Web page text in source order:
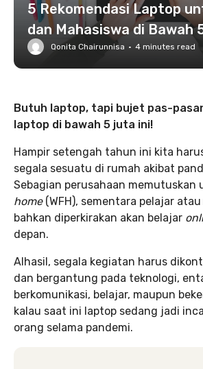
5 Rekomendasi Laptop
dan Mahasiswa di Bawah
Qonita Chairunnisa · 4 minutes read
Butuh laptop, tapi bujet pas-
laptop di bawah 5 juta ini!
Hampir setengah tahun ini kita
segala sesuatu di rumah akibat
Sebagian perusahaan memutuskan
home (WFH), sementara pelajar
bahkan diperkirakan akan belajar
depan.
Alhasil, segala kegiatan harus
dan bergantung pada teknologi,
berkomunikasi, belajar, maupun
kalau saat ini laptop sedang jadi
orang selama pandemi.